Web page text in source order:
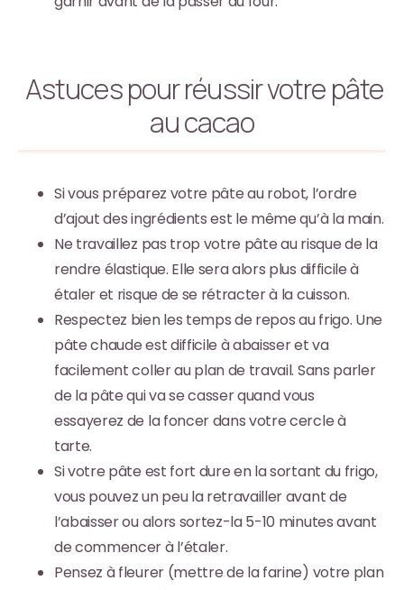
Astuces pour réussir votre pâte
au cacao
Si vous préparez votre pâte au robot, l’ordre
d’ajout des ingrédients est le même qu’à la main.
Ne travaillez pas trop votre pâte au risque de la
rendre élastique. Elle sera alors plus difficile à
étaler et risque de se rétracter à la cuisson.
Respectez bien les temps de repos au frigo. Une
pâte chaude est difficile à abaisser et va
facilement coller au plan de travail. Sans parler
de la pâte qui va se casser quand vous
essayerez de la foncer dans votre cercle à
tarte.
Si votre pâte est fort dure en la sortant du frigo,
vous pouvez un peu la retravailler avant de
l’abaisser ou alors sortez-la 5-10 minutes avant
de commencer à l’étaler.
Pensez à fleurer (mettre de la farine) votre plan